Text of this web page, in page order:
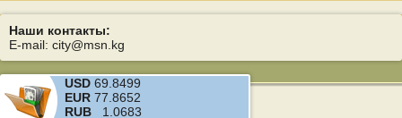
Наши контакты:
E-mail: city@msn.kg
USD 69.8499
EUR 77.8652
RUB 1.0683